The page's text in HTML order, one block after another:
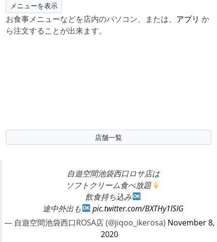
メニューを表示
お食事メニューなどを店内のパソコン、または、 アプリ か
ら注文することが出来ます。
店舗一覧
自遊空間池袋西口ロサ店は
ソフトクリーム食べ放題
飲食持ち込み
途中外出も
pic.twitter.com/BXTHy1lSIG
— 自遊空間池袋西口ROSA店 (@jiqoo_ikerosa) November 8,
2020